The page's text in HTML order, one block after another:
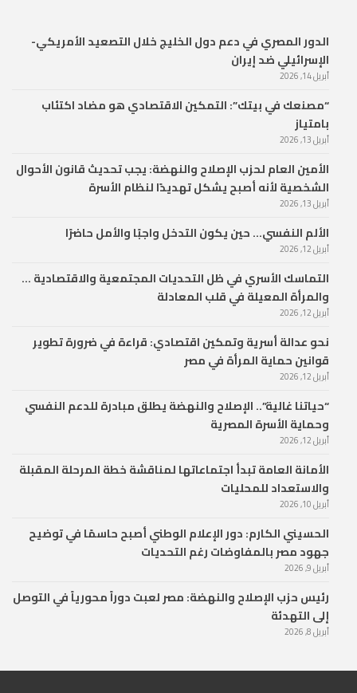
الدور المصري في دعم دول الخليج خلال التصعيد الأمريكي-
الإسرائيلي ضد إيران
أبريل 14, 2026
“مصنعك في بيتك”: التمكين الاقتصادي هو مضاد اكتئاب
بامتياز
أبريل 13, 2026
الأمين العام لحزب الإصلاح والنهضة: يجب تحديث قانون الأحوال
الشخصية لأنه أصبح يشكل تهديدًا لنظام الأسرة
أبريل 13, 2026
الألم النفسي… حين يكون التدخل واجبًا والأمل حاضرًا
أبريل 12, 2026
التماسك الأسري في ظل التحديات المجتمعية والاقتصادية …
والمرأة المعيلة في قلب المعادلة
أبريل 12, 2026
نحو عدالة أسرية وتمكين اقتصادي: قراءة في ضرورة تطوير
قوانين حماية المرأة في مصر
أبريل 12, 2026
“حياتنا غالية”.. الإصلاح والنهضة يطلق مبادرة للدعم النفسي
وحماية الأسرة المصرية
أبريل 12, 2026
الأمانة العامة تبدأ اجتماعاتها لمناقشة خطة المرحلة المقبلة
والاستعداد للمحليات
أبريل 10, 2026
الحسيني الكارم: دور الإعلام الوطني أصبح حاسمًا في توضيح
جهود مصر بالمفاوضات رغم التحديات
أبريل 9, 2026
رئيس حزب الإصلاح والنهضة: مصر لعبت دوراً محورياً في التوصل
إلى التهدئة
أبريل 8, 2026